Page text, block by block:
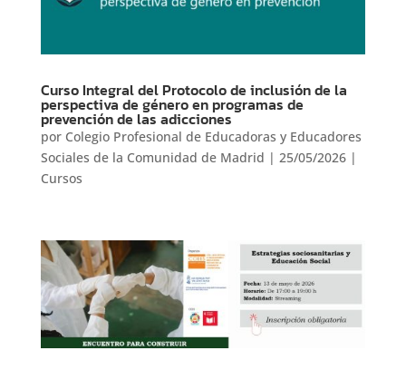
Curso Integral del Protocolo de inclusión de la
perspectiva de género en programas de
prevención de las adicciones
por Colegio Profesional de Educadoras y Educadores
Sociales de la Comunidad de Madrid | 25/05/2026|
Cursos